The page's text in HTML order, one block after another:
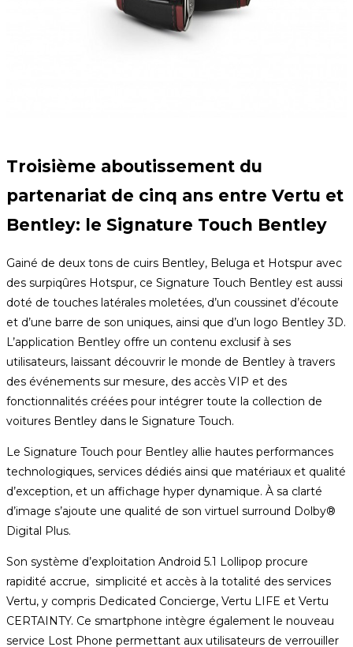
Troisième aboutissement du
partenariat de cinq ans entre Vertu et
Bentley: le Signature Touch Bentley
Gainé de deux tons de cuirs Bentley, Beluga et Hotspur avec
des surpiqûres Hotspur, ce Signature Touch Bentley est aussi
doté de touches latérales moletées, d’un coussinet d’écoute
et d’une barre de son uniques, ainsi que d’un logo Bentley 3D.
L’application Bentley offre un contenu exclusif à ses
utilisateurs, laissant découvrir le monde de Bentley à travers
des événements sur mesure, des accès VIP et des
fonctionnalités créées pour intégrer toute la collection de
voitures Bentley dans le Signature Touch.
Le Signature Touch pour Bentley allie hautes performances
technologiques, services dédiés ainsi que matériaux et qualité
d’exception, et un affichage hyper dynamique. À sa clarté
d’image s’ajoute une qualité de son virtuel surround Dolby®
Digital Plus.
Son système d’exploitation Android 5.1 Lollipop procure
rapidité accrue, simplicité et accès à la totalité des services
Vertu, y compris Dedicated Concierge, Vertu LIFE et Vertu
CERTAINTY. Ce smartphone intègre également le nouveau
service Lost Phone permettant aux utilisateurs de verrouiller